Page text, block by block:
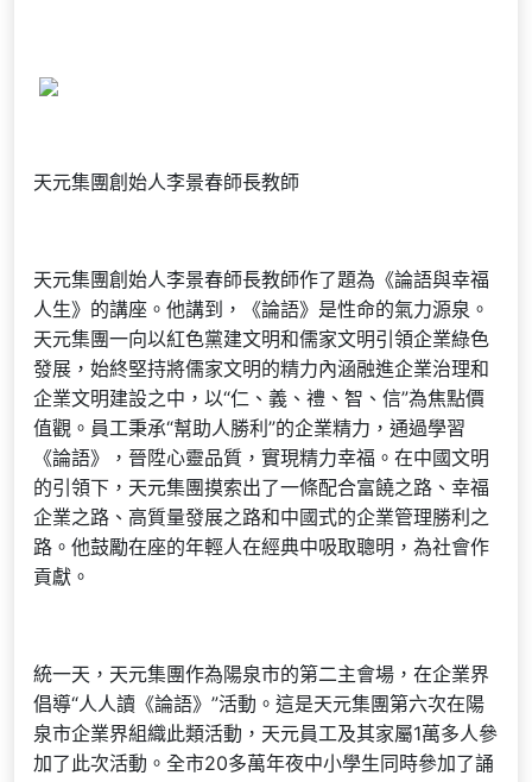
天元集團創始人李景春師長教師
天元集團創始人李景春師長教師作了題為《論語與幸福
人生》的講座。他講到，《論語》是性命的氣力源泉。
天元集團一向以紅色黨建文明和儒家文明引領企業綠色
發展，始終堅持將儒家文明的精力內涵融進企業治理和
企業文明建設之中，以“仁、義、禮、智、信”為焦點價
值觀。員工秉承“幫助人勝利”的企業精力，通過學習
《論語》，晉陞心靈品質，實現精力幸福。在中國文明
的引領下，天元集團摸索出了一條配合富饒之路、幸福
企業之路、高質量發展之路和中國式的企業管理勝利之
路。他鼓勵在座的年輕人在經典中吸取聰明，為社會作
貢獻。
統一天，天元集團作為陽泉市的第二主會場，在企業界
倡導“人人讀《論語》”活動。這是天元集團第六次在陽
泉市企業界組織此類活動，天元員工及其家屬1萬多人參
加了此次活動。全市20多萬年夜中小學生同時參加了誦